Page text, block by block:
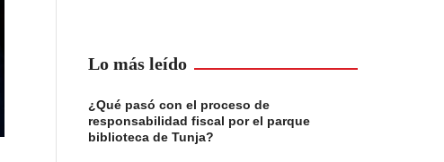
Lo más leído
¿Qué pasó con el proceso de
responsabilidad fiscal por el parque
biblioteca de Tunja?